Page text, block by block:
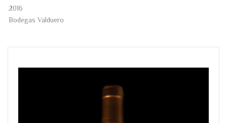
2016
Bodegas Valduero